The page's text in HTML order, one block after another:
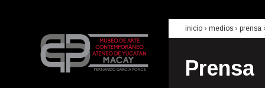
inicio › medios › prensa
Prensa